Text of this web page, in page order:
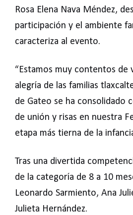
Rosa Elena Nava Méndez,
participación y el ambiente
caracteriza al evento.
“Estamos muy contentos de
alegría de las familias
de Gateo se ha consolidado
de unión y risas en nuestra
etapa más tierna de la
Tras una divertida
de la categoría de 8 a 10
Leonardo Sarmiento, Ana
Julieta Hernández.